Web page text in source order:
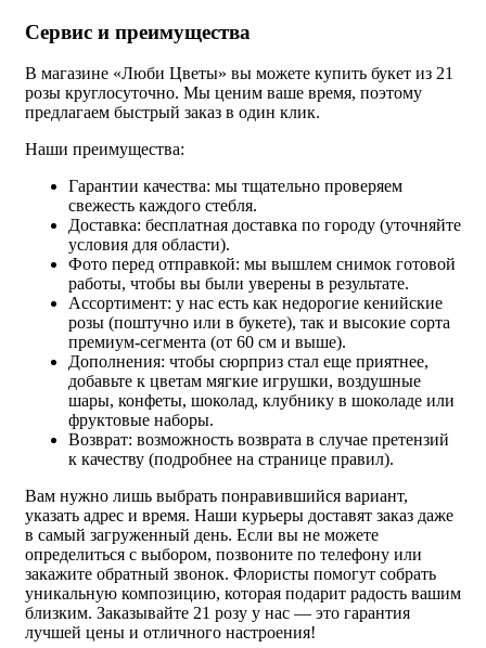
Сервис и преимущества
В магазине «Люби Цветы» вы можете купить букет из 21
розы круглосуточно. Мы ценим ваше время, поэтому
предлагаем быстрый заказ в один клик.
Наши преимущества:
Гарантии качества: мы тщательно проверяем
свежесть каждого стебля.
Доставка: бесплатная доставка по городу (уточняйте
условия для области).
Фото перед отправкой: мы вышлем снимок готовой
работы, чтобы вы были уверены в результате.
Ассортимент: у нас есть как недорогие кенийские
розы (поштучно или в букете), так и высокие сорта
премиум-сегмента (от 60 см и выше).
Дополнения: чтобы сюрприз стал еще приятнее,
добавьте к цветам мягкие игрушки, воздушные
шары, конфеты, шоколад, клубнику в шоколаде или
фруктовые наборы.
Возврат: возможность возврата в случае претензий
к качеству (подробнее на странице правил).
Вам нужно лишь выбрать понравившийся вариант,
указать адрес и время. Наши курьеры доставят заказ даже
в самый загруженный день. Если вы не можете
определиться с выбором, позвоните по телефону или
закажите обратный звонок. Флористы помогут собрать
уникальную композицию, которая подарит радость вашим
близким. Заказывайте 21 розу у нас — это гарантия
лучшей цены и отличного настроения!